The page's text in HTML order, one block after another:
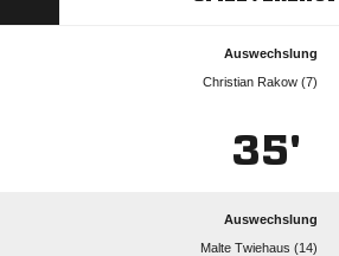
Auswechslung
  
35'
Auswechslung
  